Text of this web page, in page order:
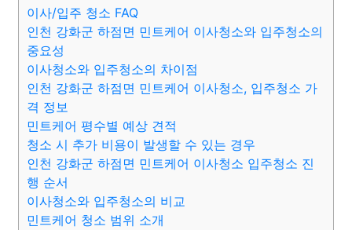
이사/입주 청소 FAQ
인천 강화군 하점면 민트케어 이사청소와 입주청소의
중요성
이사청소와 입주청소의 차이점
인천 강화군 하점면 민트케어 이사청소, 입주청소 가
격 정보
민트케어 평수별 예상 견적
청소 시 추가 비용이 발생할 수 있는 경우
인천 강화군 하점면 민트케어 이사청소 입주청소 진
행 순서
이사청소와 입주청소의 비교
민트케어 청소 범위 소개